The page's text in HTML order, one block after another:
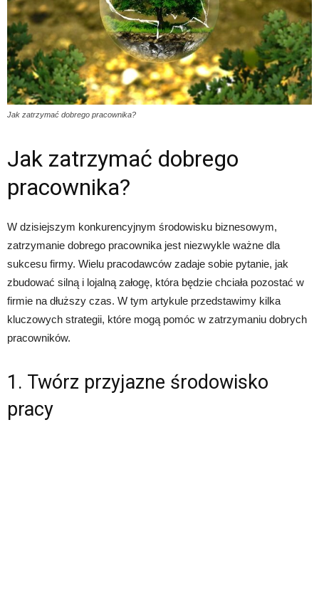
Jak zatrzymać dobrego pracownika?
Jak zatrzymać dobrego
pracownika?
W dzisiejszym konkurencyjnym środowisku biznesowym,
zatrzymanie dobrego pracownika jest niezwykle ważne dla
sukcesu firmy. Wielu pracodawców zadaje sobie pytanie, jak
zbudować silną i lojalną załogę, która będzie chciała pozostać w
firmie na dłuższy czas. W tym artykule przedstawimy kilka
kluczowych strategii, które mogą pomóc w zatrzymaniu dobrych
pracowników.
1. Twórz przyjazne środowisko
pracy